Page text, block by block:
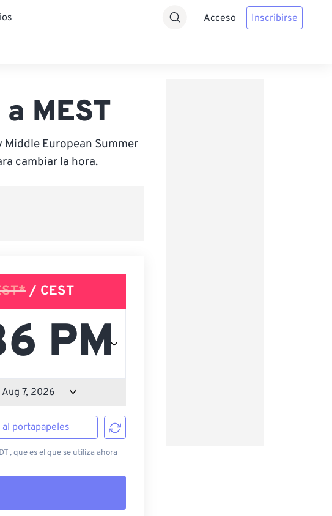
Acceso Inscribirse
MEST
European Summer
cambiar la hora.
/ CEST
al portapapeles
, que es el que se utiliza ahora